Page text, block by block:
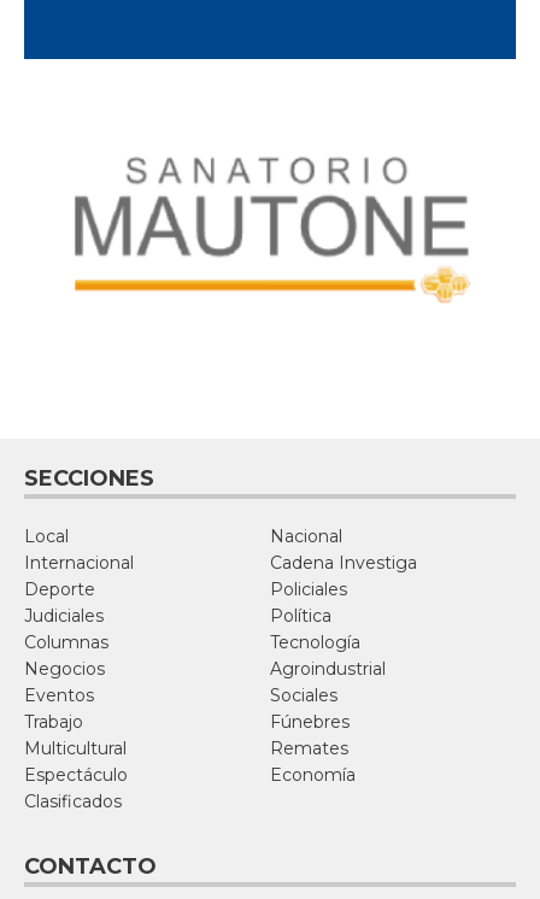
SECCIONES
Local
Nacional
Internacional
Cadena Investiga
Deporte
Policiales
Judiciales
Política
Columnas
Tecnología
Negocios
Agroindustrial
Eventos
Sociales
Trabajo
Fúnebres
Multicultural
Remates
Espectáculo
Economía
Clasificados
CONTACTO